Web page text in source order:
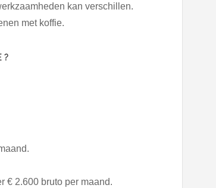
kan verschillen.
met koffie.
€ 2.600 bruto per maand.